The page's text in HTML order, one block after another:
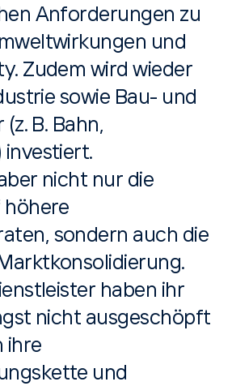
Anforderungen zu
und
Zudem wird wieder
sowie Bau- und
B. Bahn,
nicht nur die
höhere
sondern auch die
haben ihr
nicht ausgeschöpft
ihre
und